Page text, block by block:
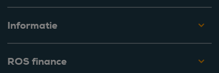
Informatie
ROS finance